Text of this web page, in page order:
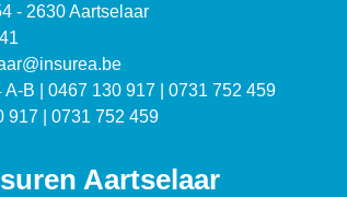
- 2630 Aartselaar
A-B | 0467 130 917 | 0731 752 459
917 | 0731 752 459
Aartselaar